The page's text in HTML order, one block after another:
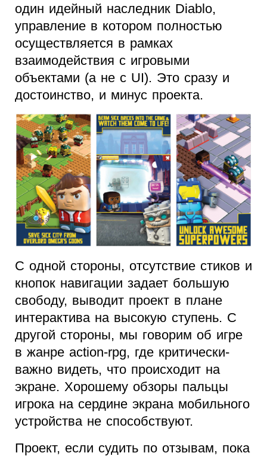
один идейный наследник Diablo,
управление в котором полностью
осуществляется в рамках
взаимодействия с игровыми
объектами (а не с UI). Это сразу и
достоинство, и минус проекта.
С одной стороны, отсутствие стиков и
кнопок навигации задает большую
свободу, выводит проект в плане
интерактива на высокую ступень. С
другой стороны, мы говорим об игре
в жанре action-rpg, где критически-
важно видеть, что происходит на
экране. Хорошему обзоры пальцы
игрока на сердине экрана мобильного
устройства не способствуют.
Проект, если судить по отзывам, пока